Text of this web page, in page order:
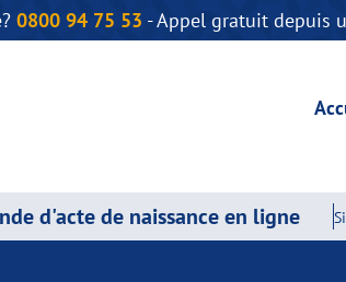
0800 94 75 53 - Appel gratuit depuis
d'acte de naissance en ligne